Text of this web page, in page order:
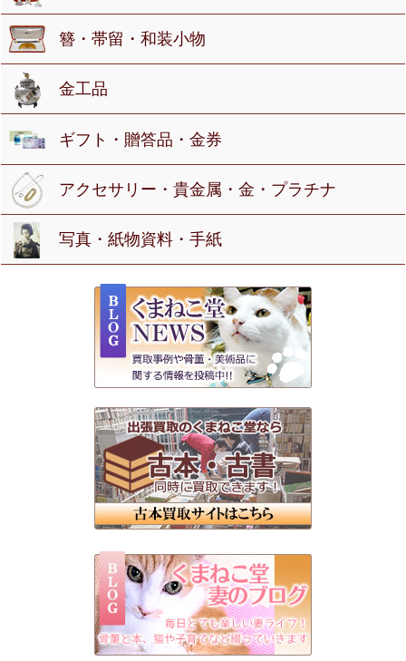
簪・帯留・和装小物
金工品
ギフト・贈答品・金券
アクセサリー・貴金属・金・プラチナ
写真・紙物資料・手紙